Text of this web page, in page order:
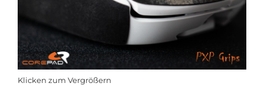
Klicken zum Vergrößern